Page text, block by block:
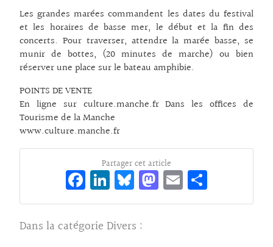
Les grandes marées commandent les dates du festival
et les horaires de basse mer, le début et la fin des
concerts. Pour traverser, attendre la marée basse, se
munir de bottes, (20 minutes de marche) ou bien
réserver une place sur le bateau amphibie.
POINTS DE VENTE
En ligne sur culture.manche.fr Dans les offices de
Tourisme de la Manche
www.culture.manche.fr
Partager cet article
Fa
ce
bo
o
Li
n
ke
dI
Bl
ue
sk
y
M
as
E
m rt
Dans la catégorie Divers :